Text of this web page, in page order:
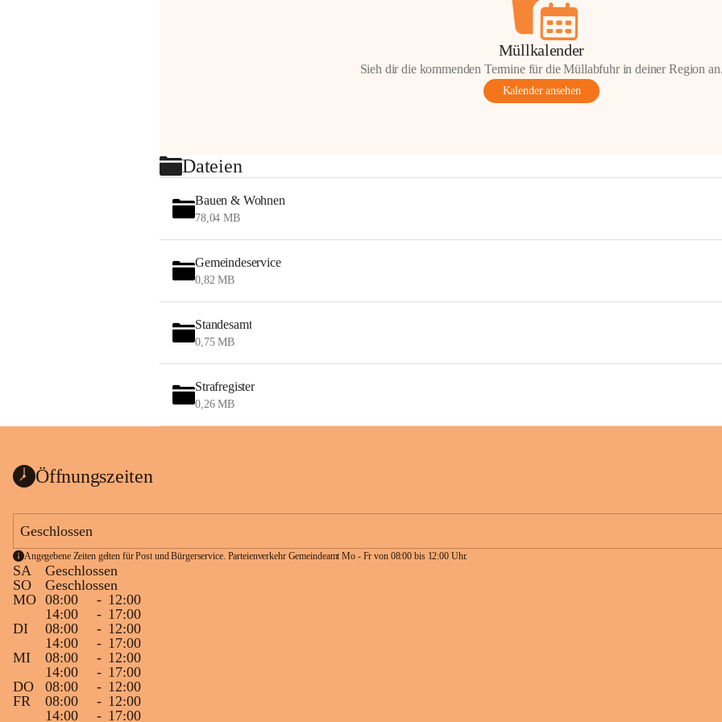
Müllkalender
Sieh dir die kommenden Termine für die Müllabfuhr in deiner Region
Kalender ansehen
Dateien
Bauen & Wohnen
78,04 MB
Gemeindeservice
0,82 MB
Standesamt
0,75 MB
Strafregister
0,26 MB
Öffnungszeiten
Geschlossen
Angegebene Zeiten gelten für Post und Bürgerservice. Parteienverkehr Gemeindeamt Mo - Fr von 08:00 bis 12:00 Uhr.
SA
Geschlossen
SO
Geschlossen
MO 08:00 - 12:00
14:00
- 17:00
DI
08:00 - 12:00
14:00
- 17:00
MI
08:00 - 12:00
14:00
- 17:00
DO
08:00 - 12:00
FR
08:00 - 12:00
14:00
- 17:00